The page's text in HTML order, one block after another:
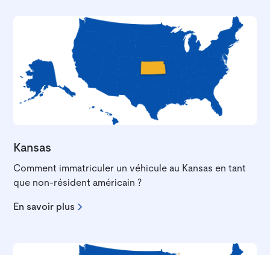
Kansas
Comment immatriculer un véhicule au Kansas en tant
que non-résident américain ?
En savoir plus